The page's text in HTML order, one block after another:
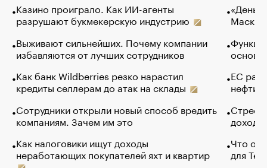
Казино проиграло. Как ИИ-агенты
разрушают букмекерскую индустрию
Выживают сильнейших. Почему компании
избавляются от лучших сотрудников
Как банк Wildberries резко нарастил
кредиты селлерам до атак на склады
Сотрудники открыли новый способ вредить
компаниям. Зачем им это
Как налоговики ищут доходы
неработающих покупателей яхт и квартир
Маск в
основ
ЕС
нефти
Что
для